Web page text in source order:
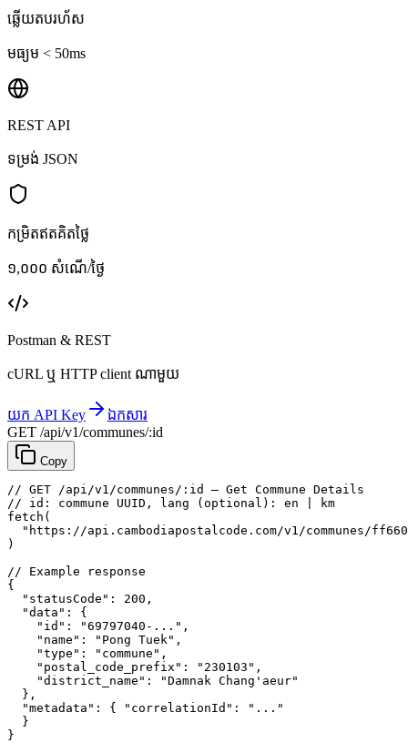
ឆ្លើយតបរហ័ស
មធ្យម < 50ms
REST API
ទម្រង់ JSON
កម្រិតឥតគិតថ្លៃ
១,០០០ សំណើ/ថ្ងៃ
Postman & REST
cURL ឬ HTTP client ណាមួយ
យក API Key
ឯកសារ
GET /api/v1/communes/:id
Copy
// GET /api/v1/communes/:id — Get Commune Details
// id: commune UUID, lang (optional): en | km
fetch (
"https://api.cambodiapostalcode.com/v1/communes/
)
// Example response
{
"statusCode" : 200 ,
"data" : {
"id" : "69797040-..." ,
"name" : "Pong Tuek" ,
"type" : "commune" ,
"postal_code_prefix" : "230103" ,
"district_name" :
"Damnak Chang'aeur"
},
"metadata" : { "correlationId" :
"..."
}
}